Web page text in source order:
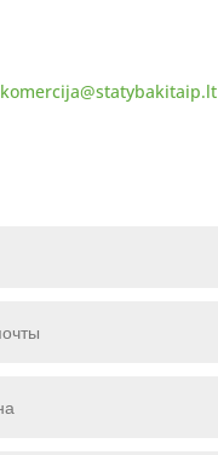
komercija@statybakitaip.lt